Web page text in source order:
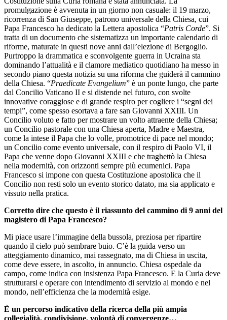
promulgazione è avvenuta in un giorno non casuale: il 19 marzo,
ricorrenza di San Giuseppe, patrono universale della Chiesa, cui
Papa Francesco ha dedicato la Lettera apostolica “Patris Corde”. Si
tratta di un documento che sistematizza un importante calendario di
riforme, maturate in questi nove anni dall’elezione di Bergoglio.
Purtroppo la drammatica e sconvolgente guerra in Ucraina sta
dominando l’attualità e il clamore mediatico quotidiano ha messo in
secondo piano questa notizia su una riforma che guiderà il cammino
della Chiesa. “Praedicate Evangelium” è un ponte lungo, che parte
dal Concilio Vaticano II e si distende nel futuro, con svolte
innovative coraggiose e di grande respiro per cogliere i “segni dei
tempi”, come spesso esortava a fare san Giovanni XXIII. Un
Concilio voluto e fatto per mostrare un volto attraente della Chiesa;
un Concilio pastorale con una Chiesa aperta, Madre e Maestra,
come la intese il Papa che lo volle, promotrice di pace nel mondo;
un Concilio come evento universale, con il respiro di Paolo VI, il
Papa che venne dopo Giovanni XXIII e che traghettò la Chiesa
nella modernità, con orizzonti sempre più ecumenici. Papa
Francesco si impone con questa Costituzione apostolica che il
Concilio non resti solo un evento storico datato, ma sia applicato e
vissuto nella pratica.
Corretto dire che questo è il riassunto del cammino di 9 anni del
magistero di Papa Francesco?
Mi piace usare l’immagine della bussola, preziosa per ripartire
quando il cielo può sembrare buio. C’è la guida verso un
atteggiamento dinamico, mai rassegnato, ma di Chiesa in uscita,
come deve essere, in ascolto, in annuncio. Chiesa ospedale da
campo, come indica con insistenza Papa Francesco. E la Curia deve
strutturarsi e operare con intendimento di servizio al mondo e nel
mondo, nell’efficienza che la modernità esige.
È un percorso indicativo della ricerca della più ampia